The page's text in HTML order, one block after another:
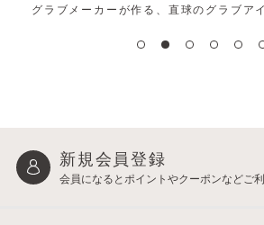
グラブメーカーが作る、直球のグラブア
新規会員登録
会員になるとポイントやクーポンなどご